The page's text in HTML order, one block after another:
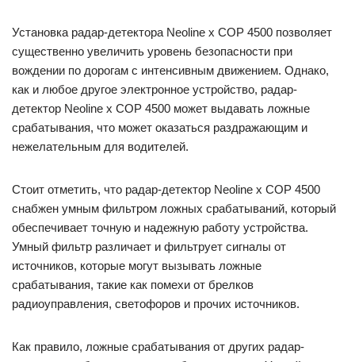
Установка радар-детектора Neoline x COP 4500 позволяет
существенно увеличить уровень безопасности при
вождении по дорогам с интенсивным движением. Однако,
как и любое другое электронное устройство, радар-
детектор Neoline x COP 4500 может выдавать ложные
срабатывания, что может оказаться раздражающим и
нежелательным для водителей.
Стоит отметить, что радар-детектор Neoline x COP 4500
снабжен умным фильтром ложных срабатываний, который
обеспечивает точную и надежную работу устройства.
Умный фильтр различает и фильтрует сигналы от
источников, которые могут вызывать ложные
срабатывания, такие как помехи от брелков
радиоуправления, светофоров и прочих источников.
Как правило, ложные срабатывания от других радар-